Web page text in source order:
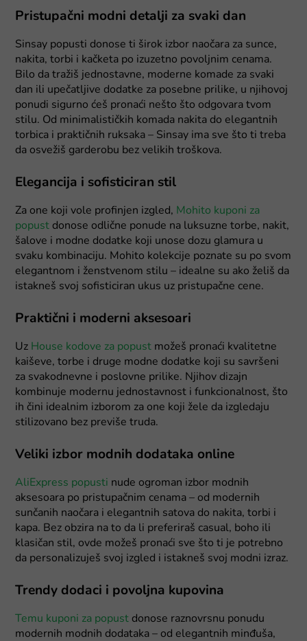
Pristupačni modni detalji za svaki dan
Sinsay popusti donose ti širok izbor naočara za sunce,
nakita, torbi i kačketa po izuzetno povoljnim cenama.
Bilo da tražiš jednostavne, moderne komade za svaki
dan ili upečatljive dodatke za posebne prilike, u njihovoj
ponudi sigurno ćeš pronaći nešto što odgovara tvom
stilu. Od minimalističkih komada nakita do elegantnih
torbica i praktičnih ruksaka – Sinsay ima sve što ti treba
da osvežiš garderobu bez velikih troškova.
Elegancija i sofisticiran stil
Za one koji vole profinjen izgled, Mohito kuponi za
popust donose odlične ponude na luksuzne torbe, nakit,
šalove i modne dodatke koji unose dozu glamura u
svaku kombinaciju. Mohito kolekcije poznate su po svom
elegantnom i ženstvenom stilu – idealne su ako želiš da
istakneš svoj sofisticiran ukus uz pristupačne cene.
Praktični i moderni aksesoari
Uz House kodove za popust možeš pronaći kvalitetne
kaiševe, torbe i druge modne dodatke koji su savršeni
za svakodnevne i poslovne prilike. Njihov dizajn
kombinuje modernu jednostavnost i funkcionalnost, što
ih čini idealnim izborom za one koji žele da izgledaju
stilizovano bez previše truda.
Veliki izbor modnih dodataka online
AliExpress popusti nude ogroman izbor modnih
aksesoara po pristupačnim cenama – od modernih
sunčanih naočara i elegantnih satova do nakita, torbi i
kapa. Bez obzira na to da li preferiraš casual, boho ili
klasičan stil, ovde možeš pronaći sve što ti je potrebno
da personalizuješ svoj izgled i istakneš svoj modni izraz.
Trendy dodaci i povoljna kupovina
Temu kuponi za popust donose raznovrsnu ponudu
modernih modnih dodataka – od elegantnih minđuša,